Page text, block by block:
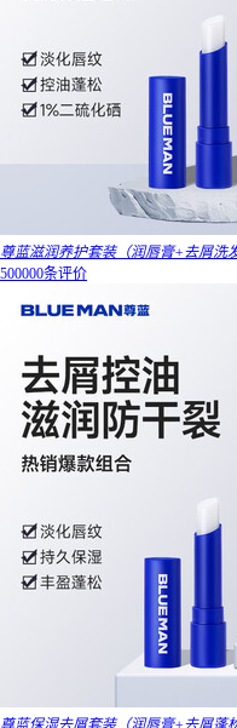
尊蓝滋润养护套装（润唇膏+去屑洗
500000条评价
尊蓝保湿去屑套装（润唇膏+去屑蓬